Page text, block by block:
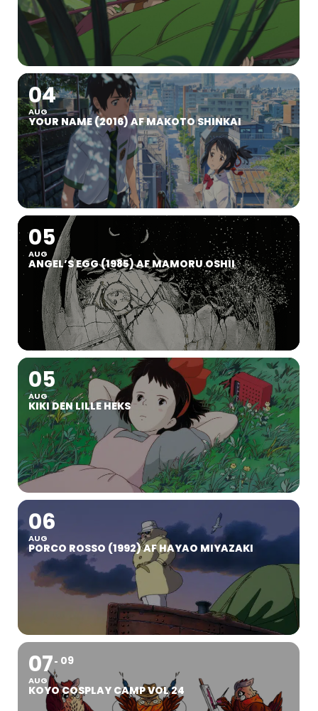
04
AUG
YOUR NAME (2016) AF MAKOTO SHINKAI
05
AUG
ANGEL’S EGG (1985) AF MAMORU OSHII
05
AUG
KIKI DEN LILLE HEKS
06
AUG
PORCO ROSSO (1992) AF HAYAO MIYAZAKI
07
AUG
09
KOYO COSPLAY CAMP VOL 24